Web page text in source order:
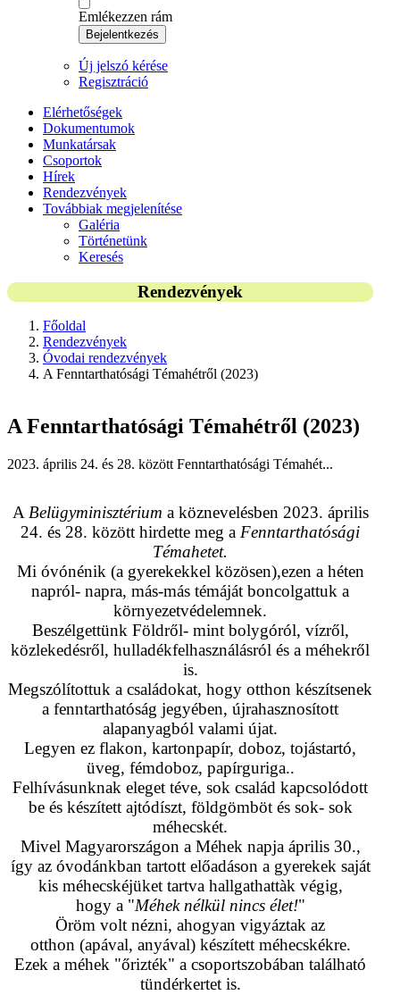
Emlékezzen rám
Bejelentkezés
Új jelszó kérése
Regisztráció
Elérhetőségek
Dokumentumok
Munkatársak
Csoportok
Hírek
Rendezvények
Továbbiak megjelenítése
Galéria
Történetünk
Keresés
Rendezvények
Főoldal
Rendezvények
Óvodai rendezvények
A Fenntarthatósági Témahétről (2023)
A Fenntarthatósági Témahétről (2023)
2023. április 24. és 28. között Fenntarthatósági Témahét...
ABelügyminisztérium a köznevelésben 2023. április
24. és 28. között hirdette meg aFenntarthatósági
Témahetet.
Mi óvónénik (a gyerekekkel közösen),ezen a héten
napról- napra, más-más témáját boncolgattuk a
környezetvédelemnek.
Beszélgettünk Földről- mint bolygóról, vízről,
közlekedésről, hulladékfelhasználásról és a méhekről
is.
Megszólítottuk a családokat, hogy otthon készítsenek
a fenntarthatóság jegyében, újrahasznosított
alapanyagból valami újat.
Legyen ez flakon, kartonpapír, doboz, tojástartó,
üveg, fémdoboz, papírguriga..
Felhívásunknak eleget téve, sok család kapcsolódott
be és készített ajtódíszt, földgömböt és sok- sok
méhecskét.
Mivel Magyarországon a Méhek napja április 30.,
így az óvodánkban tartott előadáson a gyerekek saját
kis méhecskéjüket tartva hallgathattàk végig,
hogy a "Méhek nélkül nincs élet!"
Öröm volt nézni, ahogyan vigyáztak az
otthon (apával, anyával) készített méhecskékre.
Ezek a méhek "őrizték" a csoportszobában található
tündérkertet is.